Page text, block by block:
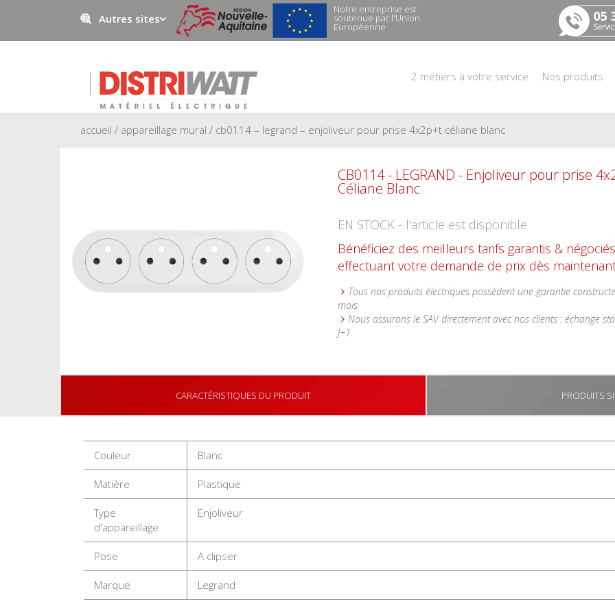
2 métiers à votre service Nos produits
Autres sites
Negowatt
Prestawatt
Notre entreprise est
soutenue par l'Union
Européenne
accueil / appareillage mural / cb0114 – legrand – enjoliveur pour prise 4x2p+t céliane blanc
CB0114 - LEGRAND - Enjoliveur pour prise
Céliane Blanc
EN STOCK - l'article est disponible
Bénéficiez des meilleurs tarifs garantis &
effectuant votre demande de prix dès
Tous nos produits électriques possèdent une garantie
mois
Nous assurons le SAV directement avec nos clients : échange
J+1
CARACTÉRISTIQUES DU PRODUIT PRODUITS
Couleur Blanc
Matière Plastique
Type
d'appareillage
Enjoliveur
Pose A clipser
Marque Legrand